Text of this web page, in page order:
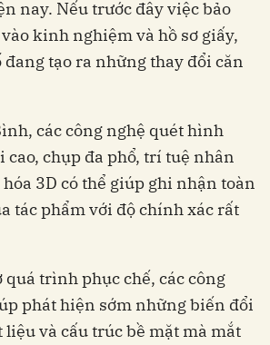
nay. Nếu trước đây việc bảo
kinh nghiệm và hồ sơ giấy,
đang tạo ra những thay đổi căn
các công nghệ quét hình
cao, chụp đa phổ, trí tuệ nhân
3D có thể giúp ghi nhận toàn
tác phẩm với độ chính xác rất
quá trình phục chế, các công
phát hiện sớm những biến đổi
liệu và cấu trúc bề mặt mà mắt